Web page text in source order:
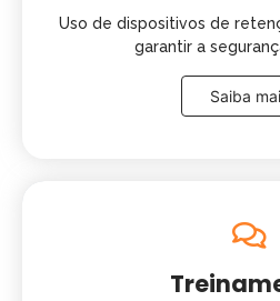
Uso de dispositivos de
garantir a
Saiba